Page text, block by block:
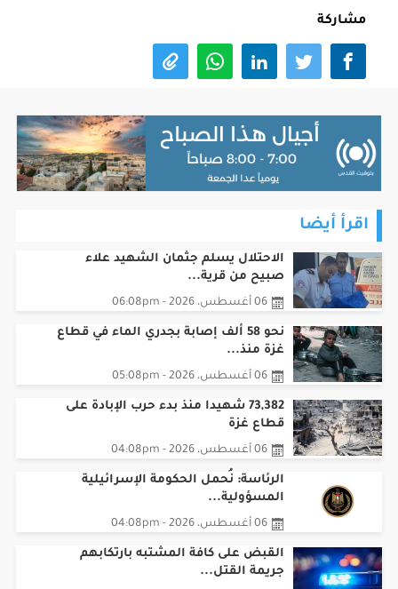
مشاركة
اقرأ أيضا
الاحتلال يسلم جثمان الشهيد علاء
صبيح من قرية...
06 أغسطس، 2026 - 06:08pm
نحو 58 ألف إصابة بجدري الماء في قطاع
غزة منذ...
06 أغسطس، 2026 - 05:08pm
73,382 شهيدا منذ بدء حرب الإبادة على
قطاع غزة
06 أغسطس، 2026 - 04:08pm
الرئاسة: نُحمل الحكومة الإسرائيلية
المسؤولية...
06 أغسطس، 2026 - 04:08pm
القبض على كافة المشتبه بارتكابهم
جريمة القتل...